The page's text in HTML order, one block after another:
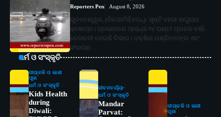
Reporters Pen August 8, 2026
ଭୁବନେଶ୍ୱର, (ରିପୋର୍ଟର୍ସ ପେନ୍‌): ସୃଷ୍ଟି ହେଲା ଲଘୁଚାପ
କ୍ଷେତ୍ର। ପ୍ରଭାବରେ ଆସନ୍ତା ୨୪ ଘଣ୍ଟା ପ୍ରବଳ ବର୍ଷା
ଚେତାବନୀ ଦେଇଛି ବିଭାଗ। ଦକ୍ଷିଣ ପଶ୍ଚିମବଙ୍ଗ ଏବଂ
ସଂଲଗ୍ନ…
ଧର୍ମ ଓ ସଂସ୍କୃତି
ଦୀପାବଳି ଓ କାଳୀ
ପୂଜା
ଧର୍ମ ଓ ସଂସ୍କୃତି
Kids Health
during
Diwali:
ଜୀବନଚର୍ଯ୍ୟା
ଧର୍ମ ଓ ସଂସ୍କୃତି
Mandar
Parvat:
ଦୀପାବଳି ଓ କାଳୀ
ପୂଜା